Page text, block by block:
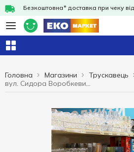
Безкоштовна* доставка при чеку
Головна Магазини
Трускавець
вул. Сидора Воробкевича, 19